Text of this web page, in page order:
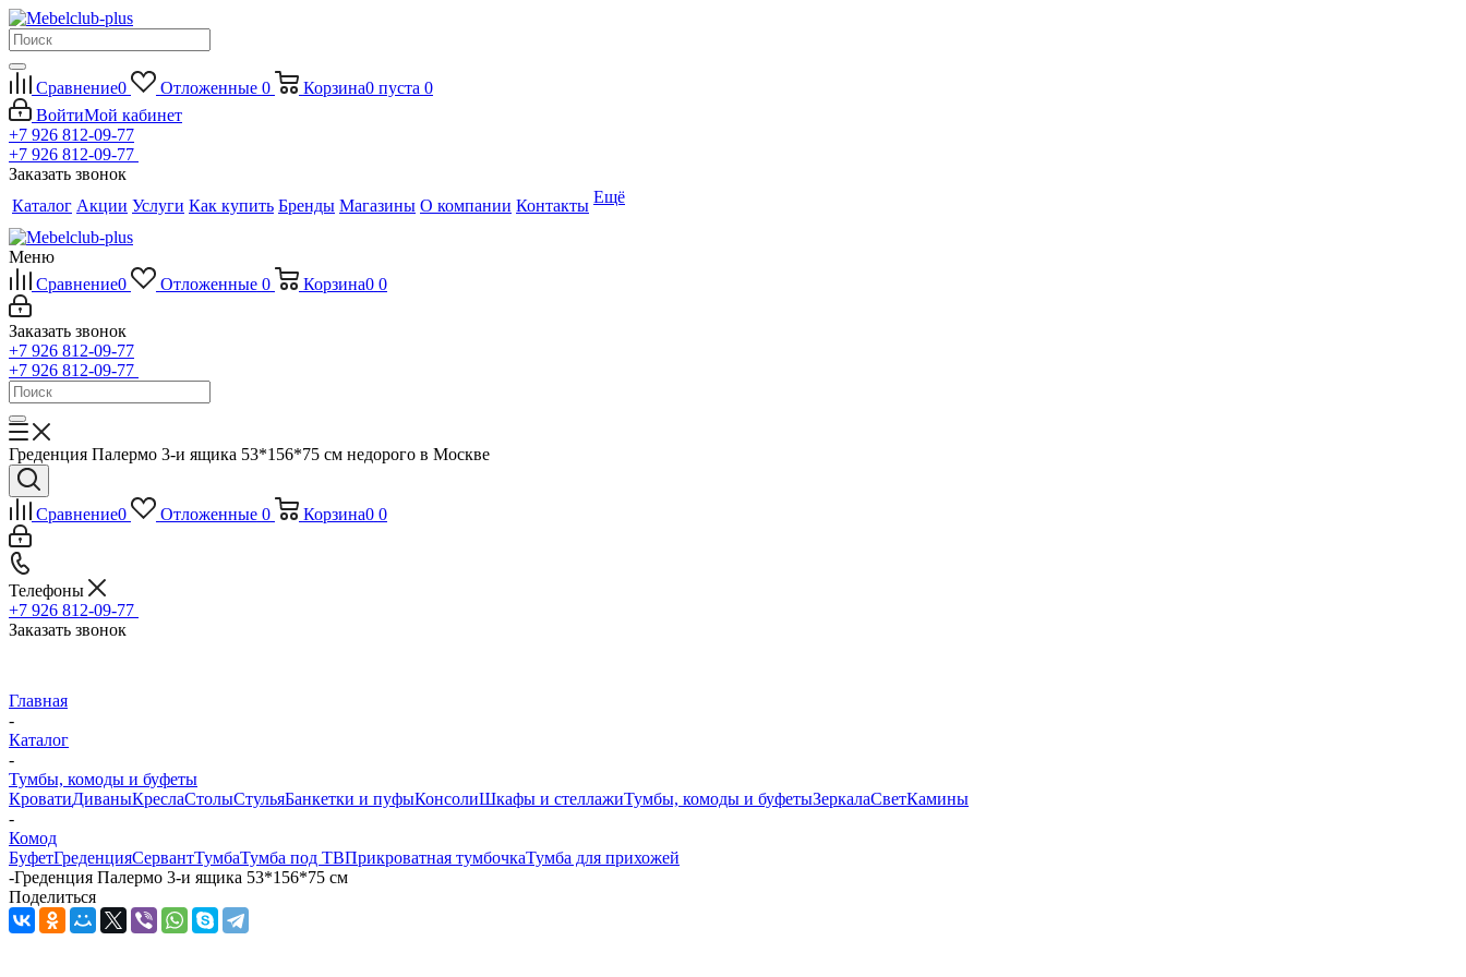
Сравнение0 Отложенные 0 Корзина0 пуста 0
ВойтиМой кабинет
+7 926 812-09-77
+7 926 812-09-77
Заказать звонок
Каталог Акции Услуги Как купить Бренды Магазины О компании Контакты Ещё
Меню
Сравнение0 Отложенные 0 Корзина0 0
Заказать звонок
+7 926 812-09-77
+7 926 812-09-77
Греденция Палермо 3-и ящика 53*156*75 см недорого в Москве
Сравнение0 Отложенные 0 Корзина0 0
Телефоны
+7 926 812-09-77
Заказать звонок
Главная
-
Каталог
-
Тумбы, комоды и буфеты
КроватиДиваныКреслаСтолыСтульяБанкетки и пуфыКонсолиШкафы и стеллажиТумбы, комоды и буфетыЗеркалаСветКамины
-
Комод
БуфетГреденцияСервантТумбаТумба под ТВПрикроватная тумбочкаТумба для прихожей
-Греденция Палермо 3-и ящика 53*156*75 см
Поделиться